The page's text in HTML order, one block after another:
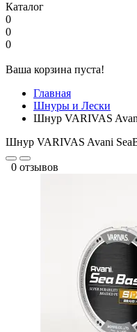
Каталог
0
0
0
Ваша корзина пуста!
Главная
Шнуры и Лески
Шнур VARIVAS
Шнур VARIVAS Avani
0 отзывов